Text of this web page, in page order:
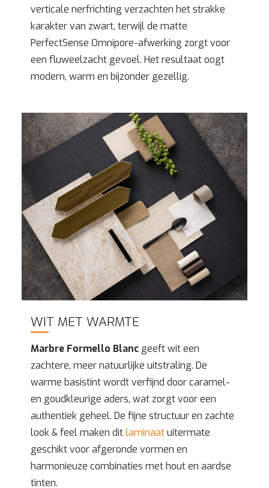
verticale nerfrichting verzachten het strakke
karakter van zwart, terwijl de matte
PerfectSense Omnipore-afwerking zorgt voor
een fluweelzacht gevoel. Het resultaat oogt
modern, warm en bijzonder gezellig.
WIT MET WARMTE
Marbre Formello Blanc geeft wit een
zachtere, meer natuurlijke uitstraling. De
warme basistint wordt verfijnd door caramel-
en goudkleurige aders, wat zorgt voor een
authentiek geheel. De fijne structuur en zachte
look & feel maken ditlaminaatuitermate
geschikt voor afgeronde vormen en
harmonieuze combinaties met hout en aardse
tinten.